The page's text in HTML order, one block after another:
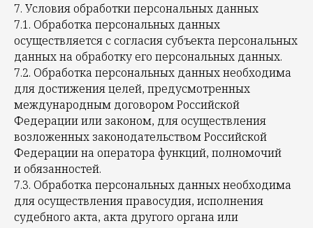
7. Условия обработки персональных данных
7.1. Обработка персональных данных
осуществляется с согласия субъекта персональных
данных на обработку его персональных данных.
7.2. Обработка персональных данных необходима
для достижения целей, предусмотренных
международным договором Российской
Федерации или законом, для осуществления
возложенных законодательством Российской
Федерации на оператора функций, полномочий
и обязанностей.
7.3. Обработка персональных данных необходима
для осуществления правосудия, исполнения
судебного акта, акта другого органа или